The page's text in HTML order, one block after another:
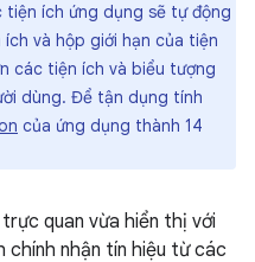
ích ứng dụng sẽ tự động
và hộp giới hạn của tiện
các tiện ích và biểu tượng
dùng. Để tận dụng tính
của ứng dụng thành 14
quan vừa hiển thị với
chính nhận tín hiệu từ các